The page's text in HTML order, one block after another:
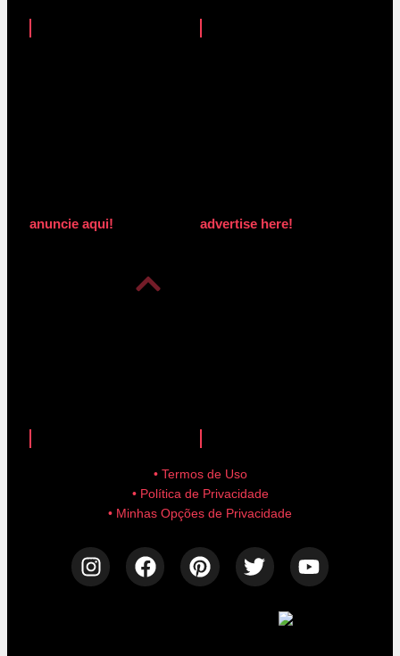
anuncie aqui! advertise here!
• Termos de Uso
• Política de Privacidade
• Minhas Opções de Privacidade